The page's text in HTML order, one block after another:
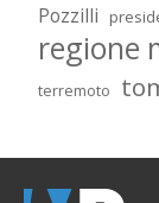
Pozzilli
regione
terremoto